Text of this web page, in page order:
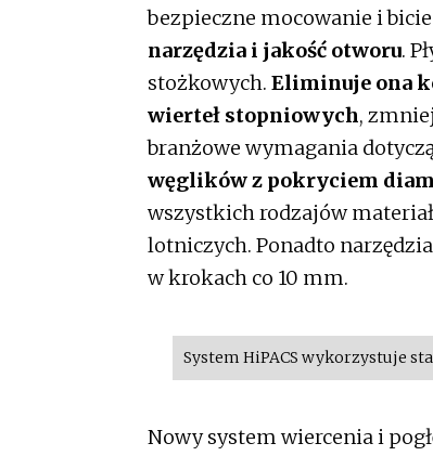
bezpieczne mocowanie i
narzędzia i jakość otworu.
stożkowych. Eliminuje ona
wierteł stopniowych,
branżowe wymagania
węglików z pokryciem
wszystkich rodzajów
lotniczych. Ponadto
w krokach co 10 mm.
System HiPACS wykorzystuje
Nowy system wiercenia i